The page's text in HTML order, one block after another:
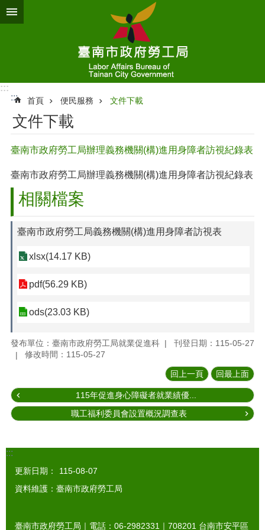
跳到主要內容區塊
:::
:::
首頁 便民服務 文件下載
文件下載
臺南市政府勞工局辦理義務機關(構)進用身障者訪視紀錄表
臺南市政府勞工局辦理義務機關(構)進用身障者訪視紀錄表
相關檔案
臺南市政府勞工局義務機關(構)進用身障者訪視表
xlsx(14.17 KB)
pdf(56.29 KB)
ods(23.03 KB)
發布單位：臺南市政府勞工局就業促進科
刊登日期：115-05-27
修改時間：115-05-27
回上一頁 回最上面
115年促進身心障礙者就業績優...
職工福利委員會設置概況調查表
:::
更新日期：
115-08-07
資料維護：臺南市政府勞工局
臺南市政府勞工局｜電話：06-2982331｜ 708201 台南市安平區